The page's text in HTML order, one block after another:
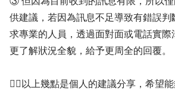
供建議，若因為訊息不足導致有錯誤判
求專業的人員，透過面對面或電話實際
更了解狀況全貌，給予更周全的回覆。
👍🏻以上幾點是個人的建議分享，希望